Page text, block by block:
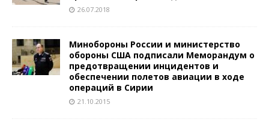
26.07.2018
Минобороны России и министерство
обороны США подписали Меморандум о
предотвращении инцидентов и
обеспечении полетов авиации в ходе
операций в Сирии
21.10.2015